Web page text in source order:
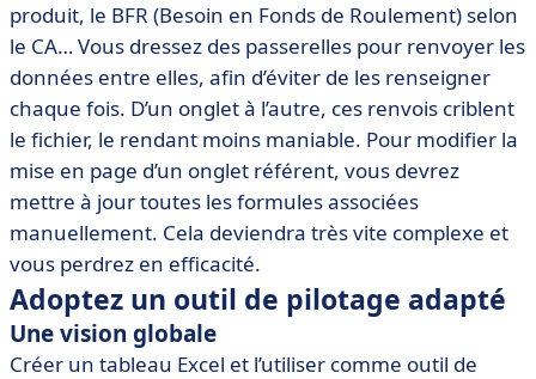
produit, le BFR (Besoin en Fonds de Roulement) selon
le CA… Vous dressez des passerelles pour renvoyer les
données entre elles, afin d’éviter de les renseigner
chaque fois. D’un onglet à l’autre, ces renvois criblent
le fichier, le rendant moins maniable. Pour modifier la
mise en page d’un onglet référent, vous devrez
mettre à jour toutes les formules associées
manuellement. Cela deviendra très vite complexe et
vous perdrez en efficacité.
Adoptez un outil de pilotage adapté
Une vision globale
Créer un tableau Excel et l’utiliser comme outil de